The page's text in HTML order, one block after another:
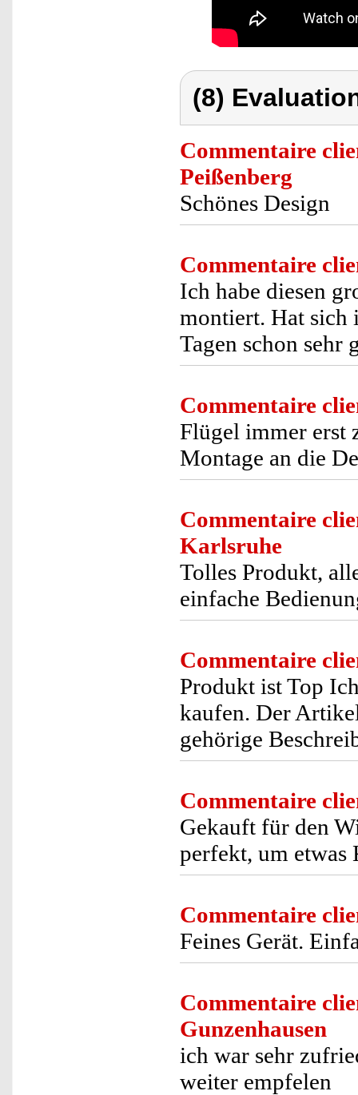
(8)
Commentaire
Peißenberg
Schönes Design
Commentaire
Ich habe diesen
montiert. Hat sich
Tagen schon sehr
Commentaire
Flügel immer erst
Montage an die
Commentaire
Karlsruhe
Tolles Produkt,
einfache
Commentaire
Produkt ist Top
kaufen. Der
gehörige
Commentaire
Gekauft für den
perfekt, um etwas
Commentaire
Feines Gerät.
Commentaire
Gunzenhausen
ich war sehr
weiter empfelen